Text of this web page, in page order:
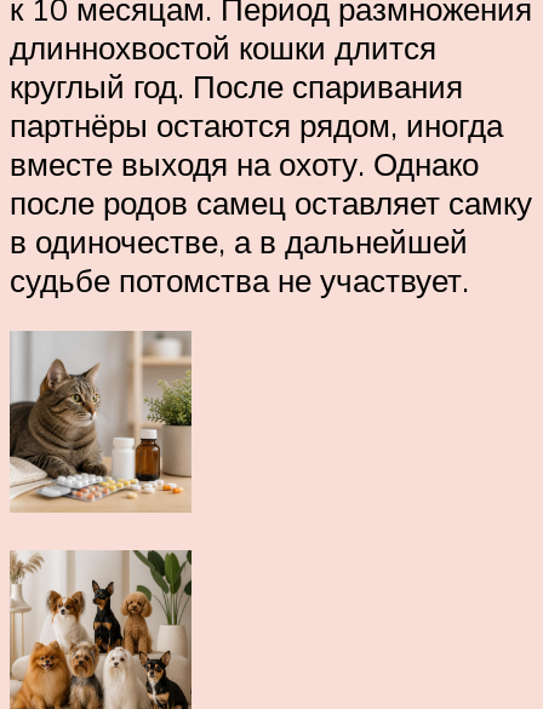
к 10 месяцам. Период размножения
длиннохвостой кошки длится
круглый год. После спаривания
партнёры остаются рядом, иногда
вместе выходя на охоту. Однако
после родов самец оставляет самку
в одиночестве, а в дальнейшей
судьбе потомства не участвует.